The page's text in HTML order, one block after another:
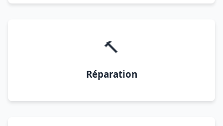
🔨
Réparation